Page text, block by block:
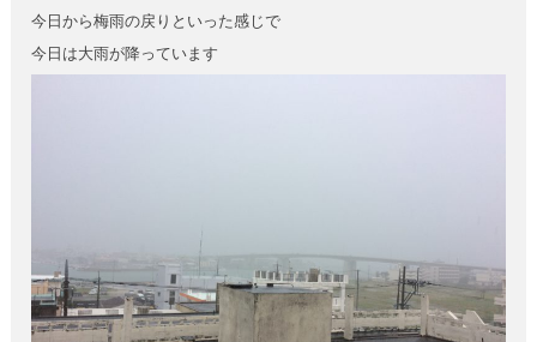
今日から梅雨の戻りといった感じで
今日は大雨が降っています